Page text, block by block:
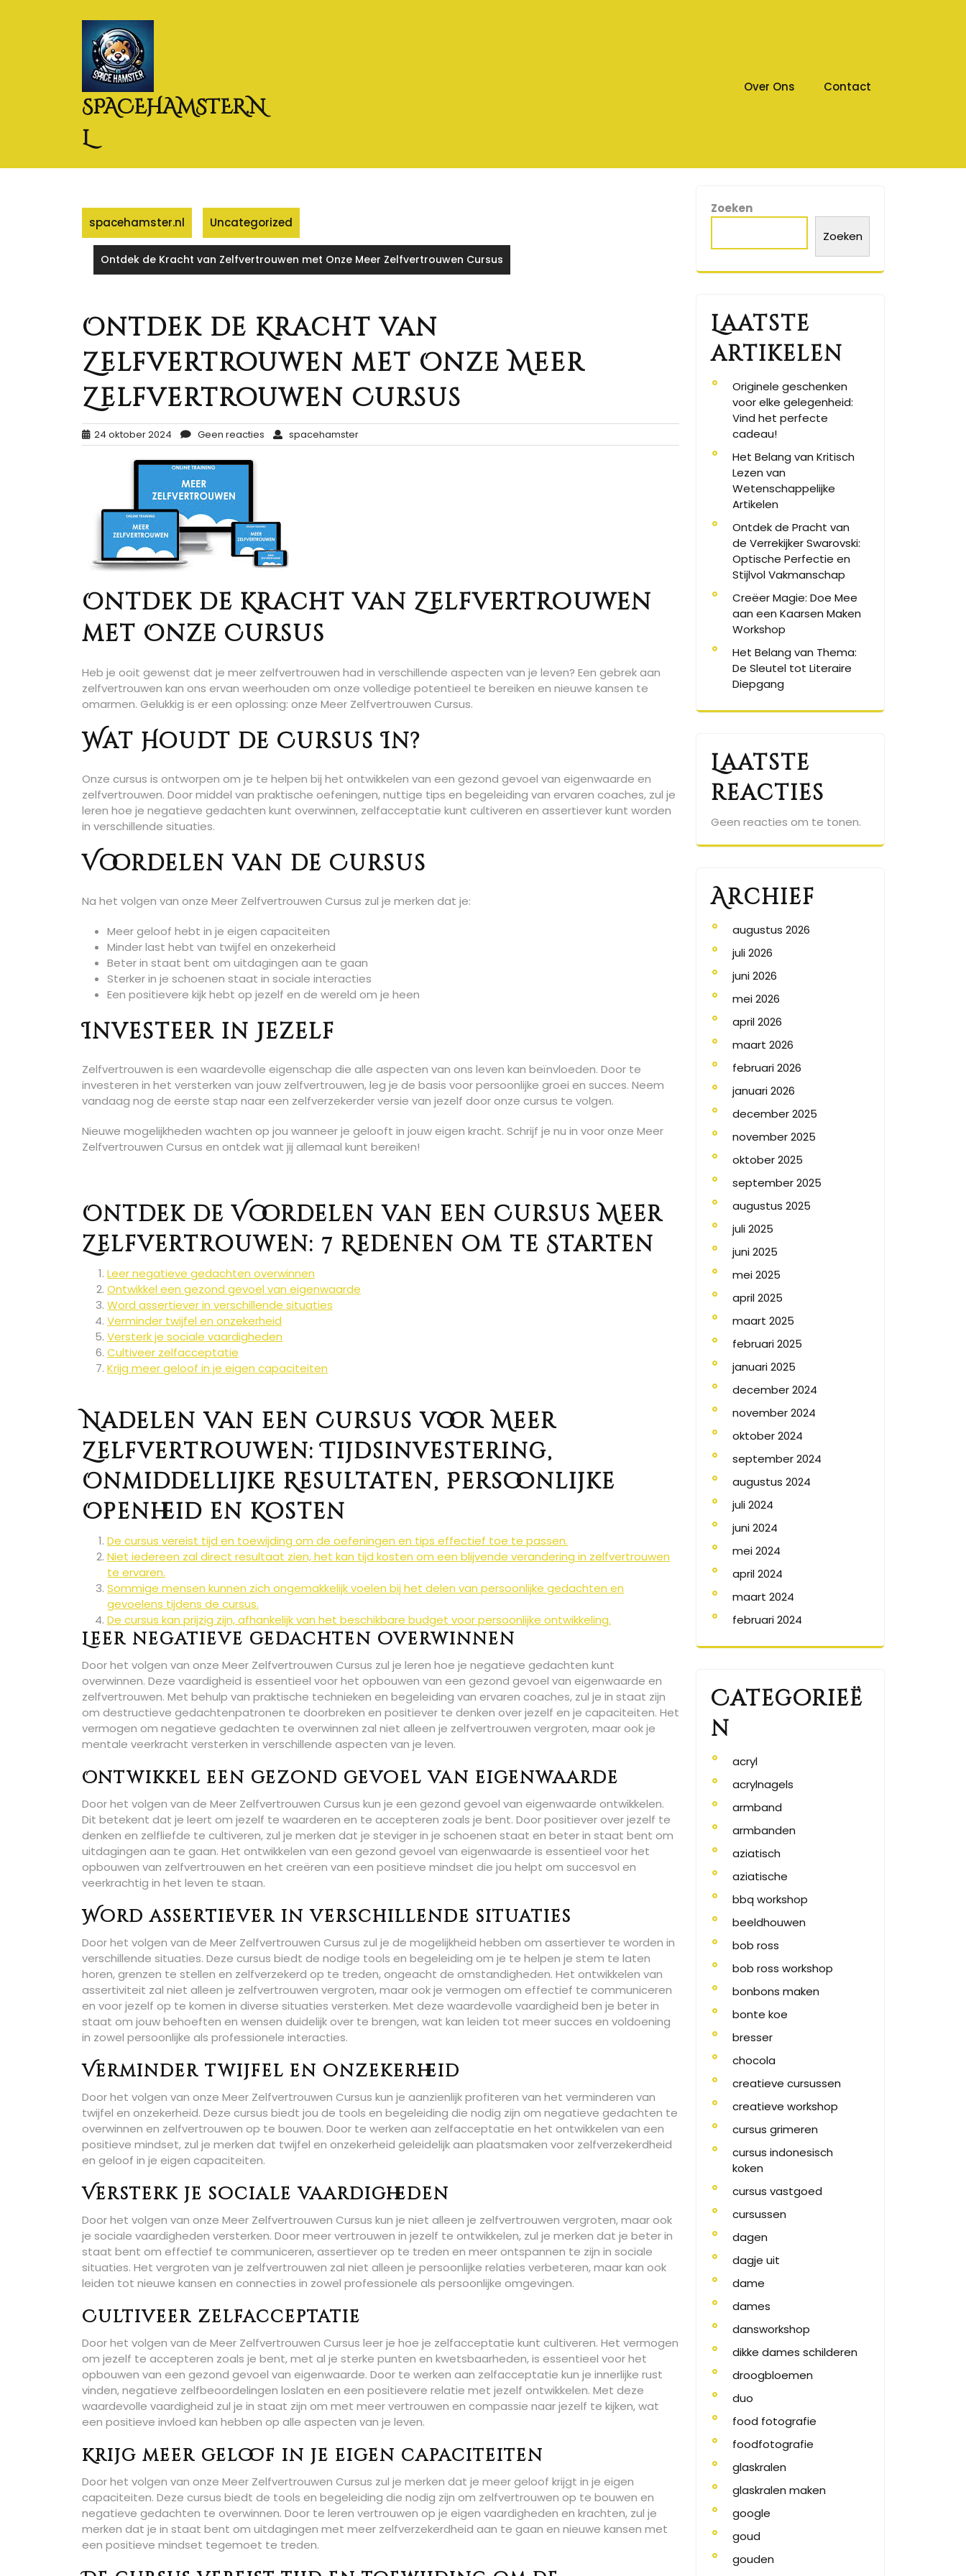
SPACEHAMSTER.N
L
Over Ons Contact
spacehamster.nl Uncategorized
Ontdek de Kracht van Zelfvertrouwen met Onze Meer Zelfvertrouwen Cursus
Ontdek de Kracht van
Zelfvertrouwen met Onze Meer
Zelfvertrouwen Cursus
24 oktober 2024 Geen reacties spacehamster
Ontdek de Kracht van Zelfvertrouwen
met Onze Cursus
Heb je ooit gewenst dat je meer zelfvertrouwen had in verschillende aspecten van je leven? Een gebrek aan
zelfvertrouwen kan ons ervan weerhouden om onze volledige potentieel te bereiken en nieuwe kansen te
omarmen. Gelukkig is er een oplossing: onze Meer Zelfvertrouwen Cursus.
Wat Houdt de Cursus In?
Onze cursus is ontworpen om je te helpen bij het ontwikkelen van een gezond gevoel van eigenwaarde en
zelfvertrouwen. Door middel van praktische oefeningen, nuttige tips en begeleiding van ervaren coaches, zul je
leren hoe je negatieve gedachten kunt overwinnen, zelfacceptatie kunt cultiveren en assertiever kunt worden
in verschillende situaties.
Voordelen van de Cursus
Na het volgen van onze Meer Zelfvertrouwen Cursus zul je merken dat je:
Meer geloof hebt in je eigen capaciteiten
Minder last hebt van twijfel en onzekerheid
Beter in staat bent om uitdagingen aan te gaan
Sterker in je schoenen staat in sociale interacties
Een positievere kijk hebt op jezelf en de wereld om je heen
Investeer in Jezelf
Zelfvertrouwen is een waardevolle eigenschap die alle aspecten van ons leven kan beïnvloeden. Door te
investeren in het versterken van jouw zelfvertrouwen, leg je de basis voor persoonlijke groei en succes. Neem
vandaag nog de eerste stap naar een zelfverzekerder versie van jezelf door onze cursus te volgen.
Nieuwe mogelijkheden wachten op jou wanneer je gelooft in jouw eigen kracht. Schrijf je nu in voor onze Meer
Zelfvertrouwen Cursus en ontdek wat jij allemaal kunt bereiken!
Ontdek de Voordelen van een Cursus Meer
Zelfvertrouwen: 7 Redenen om te Starten
Leer negatieve gedachten overwinnen
Ontwikkel een gezond gevoel van eigenwaarde
Word assertiever in verschillende situaties
Verminder twijfel en onzekerheid
Versterk je sociale vaardigheden
Cultiveer zelfacceptatie
Krijg meer geloof in je eigen capaciteiten
Nadelen van een Cursus voor Meer
Zelfvertrouwen: Tijdsinvestering,
Onmiddellijke Resultaten, Persoonlijke
Openheid en Kosten
De cursus vereist tijd en toewijding om de oefeningen en tips effectief toe te passen.
Niet iedereen zal direct resultaat zien, het kan tijd kosten om een blijvende verandering in zelfvertrouwen
te ervaren.
Sommige mensen kunnen zich ongemakkelijk voelen bij het delen van persoonlijke gedachten en
gevoelens tijdens de cursus.
De cursus kan prijzig zijn, afhankelijk van het beschikbare budget voor persoonlijke ontwikkeling.
Leer negatieve gedachten overwinnen
Door het volgen van onze Meer Zelfvertrouwen Cursus zul je leren hoe je negatieve gedachten kunt
overwinnen. Deze vaardigheid is essentieel voor het opbouwen van een gezond gevoel van eigenwaarde en
zelfvertrouwen. Met behulp van praktische technieken en begeleiding van ervaren coaches, zul je in staat zijn
om destructieve gedachtenpatronen te doorbreken en positiever te denken over jezelf en je capaciteiten. Het
vermogen om negatieve gedachten te overwinnen zal niet alleen je zelfvertrouwen vergroten, maar ook je
mentale veerkracht versterken in verschillende aspecten van je leven.
Ontwikkel een gezond gevoel van eigenwaarde
Door het volgen van de Meer Zelfvertrouwen Cursus kun je een gezond gevoel van eigenwaarde ontwikkelen.
Dit betekent dat je leert om jezelf te waarderen en te accepteren zoals je bent. Door positiever over jezelf te
denken en zelfliefde te cultiveren, zul je merken dat je steviger in je schoenen staat en beter in staat bent om
uitdagingen aan te gaan. Het ontwikkelen van een gezond gevoel van eigenwaarde is essentieel voor het
opbouwen van zelfvertrouwen en het creëren van een positieve mindset die jou helpt om succesvol en
veerkrachtig in het leven te staan.
Word assertiever in verschillende situaties
Door het volgen van de Meer Zelfvertrouwen Cursus zul je de mogelijkheid hebben om assertiever te worden in
verschillende situaties. Deze cursus biedt de nodige tools en begeleiding om je te helpen je stem te laten
horen, grenzen te stellen en zelfverzekerd op te treden, ongeacht de omstandigheden. Het ontwikkelen van
assertiviteit zal niet alleen je zelfvertrouwen vergroten, maar ook je vermogen om effectief te communiceren
en voor jezelf op te komen in diverse situaties versterken. Met deze waardevolle vaardigheid ben je beter in
staat om jouw behoeften en wensen duidelijk over te brengen, wat kan leiden tot meer succes en voldoening
in zowel persoonlijke als professionele interacties.
Verminder twijfel en onzekerheid
Door het volgen van onze Meer Zelfvertrouwen Cursus kun je aanzienlijk profiteren van het verminderen van
twijfel en onzekerheid. Deze cursus biedt jou de tools en begeleiding die nodig zijn om negatieve gedachten te
overwinnen en zelfvertrouwen op te bouwen. Door te werken aan zelfacceptatie en het ontwikkelen van een
positieve mindset, zul je merken dat twijfel en onzekerheid geleidelijk aan plaatsmaken voor zelfverzekerdheid
en geloof in je eigen capaciteiten.
Versterk je sociale vaardigheden
Door het volgen van onze Meer Zelfvertrouwen Cursus kun je niet alleen je zelfvertrouwen vergroten, maar ook
je sociale vaardigheden versterken. Door meer vertrouwen in jezelf te ontwikkelen, zul je merken dat je beter in
staat bent om effectief te communiceren, assertiever op te treden en meer ontspannen te zijn in sociale
situaties. Het vergroten van je zelfvertrouwen zal niet alleen je persoonlijke relaties verbeteren, maar kan ook
leiden tot nieuwe kansen en connecties in zowel professionele als persoonlijke omgevingen.
Cultiveer zelfacceptatie
Door het volgen van de Meer Zelfvertrouwen Cursus leer je hoe je zelfacceptatie kunt cultiveren. Het vermogen
om jezelf te accepteren zoals je bent, met al je sterke punten en kwetsbaarheden, is essentieel voor het
opbouwen van een gezond gevoel van eigenwaarde. Door te werken aan zelfacceptatie kun je innerlijke rust
vinden, negatieve zelfbeoordelingen loslaten en een positievere relatie met jezelf ontwikkelen. Met deze
waardevolle vaardigheid zul je in staat zijn om met meer vertrouwen en compassie naar jezelf te kijken, wat
een positieve invloed kan hebben op alle aspecten van je leven.
Krijg meer geloof in je eigen capaciteiten
Door het volgen van onze Meer Zelfvertrouwen Cursus zul je merken dat je meer geloof krijgt in je eigen
capaciteiten. Deze cursus biedt de tools en begeleiding die nodig zijn om zelfvertrouwen op te bouwen en
negatieve gedachten te overwinnen. Door te leren vertrouwen op je eigen vaardigheden en krachten, zul je
merken dat je in staat bent om uitdagingen met meer zelfverzekerdheid aan te gaan en nieuwe kansen met
een positieve mindset tegemoet te treden.
Zoeken
Zoeken
Laatste
artikelen
Originele geschenken
voor elke gelegenheid:
Vind het perfecte
cadeau!
Het Belang van Kritisch
Lezen van
Wetenschappelijke
Artikelen
Ontdek de Pracht van
de Verrekijker Swarovski:
Optische Perfectie en
Stijlvol Vakmanschap
Creëer Magie: Doe Mee
aan een Kaarsen Maken
Workshop
Het Belang van Thema:
De Sleutel tot Literaire
Diepgang
Laatste
reacties
Geen reacties om te tonen.
Archief
augustus 2026
juli 2026
juni 2026
mei 2026
april 2026
maart 2026
februari 2026
januari 2026
december 2025
november 2025
oktober 2025
september 2025
augustus 2025
juli 2025
juni 2025
mei 2025
april 2025
maart 2025
februari 2025
januari 2025
december 2024
november 2024
oktober 2024
september 2024
augustus 2024
juli 2024
juni 2024
mei 2024
april 2024
maart 2024
februari 2024
Categorieë
n
acryl
acrylnagels
armband
armbanden
aziatisch
aziatische
bbq workshop
beeldhouwen
bob ross
bob ross workshop
bonbons maken
bonte koe
bresser
chocola
creatieve cursussen
creatieve workshop
cursus grimeren
cursus indonesisch
koken
cursus vastgoed
cursussen
dagen
dagje uit
dame
dames
dansworkshop
dikke dames schilderen
droogbloemen
duo
food fotografie
foodfotografie
glaskralen
glaskralen maken
google
goud
gouden